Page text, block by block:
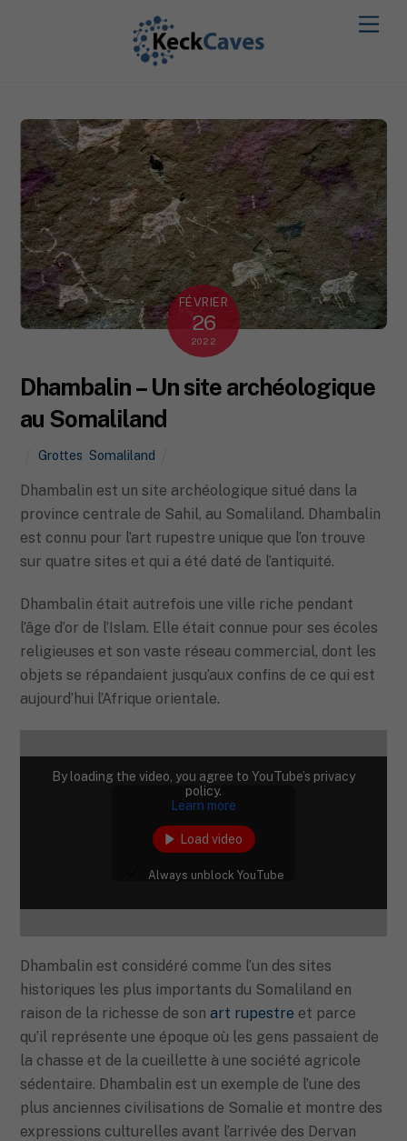
FÉVRIER
26
2022
Dhambalin – Un site archéologique
au Somaliland
Grottes Somaliland
Dhambalin est un site archéologique situé dans la
province centrale de Sahil, au Somaliland. Dhambalin
est connu pour l’art rupestre unique que l’on trouve
sur quatre sites et qui a été daté de l’antiquité.
Dhambalin était autrefois une ville riche pendant
l’âge d’or de l’Islam. Elle était connue pour ses écoles
religieuses et son vaste réseau commercial, dont les
objets se répandaient jusqu’aux confins de ce qui est
aujourd’hui l’Afrique orientale.
By loading the video, you agree to YouTube’s privacy
policy.
Learn more
Load video
Always unblock YouTube
Dhambalin est considéré comme l’un des sites
historiques les plus importants du Somaliland en
raison de la richesse de sonart rupestre et parce
qu’il représente une époque où les gens passaient de
la chasse et de la cueillette à une société agricole
sédentaire. Dhambalin est un exemple de l’une des
plus anciennes civilisations de Somalie et montre des
expressions culturelles avant l’arrivée des Dervan